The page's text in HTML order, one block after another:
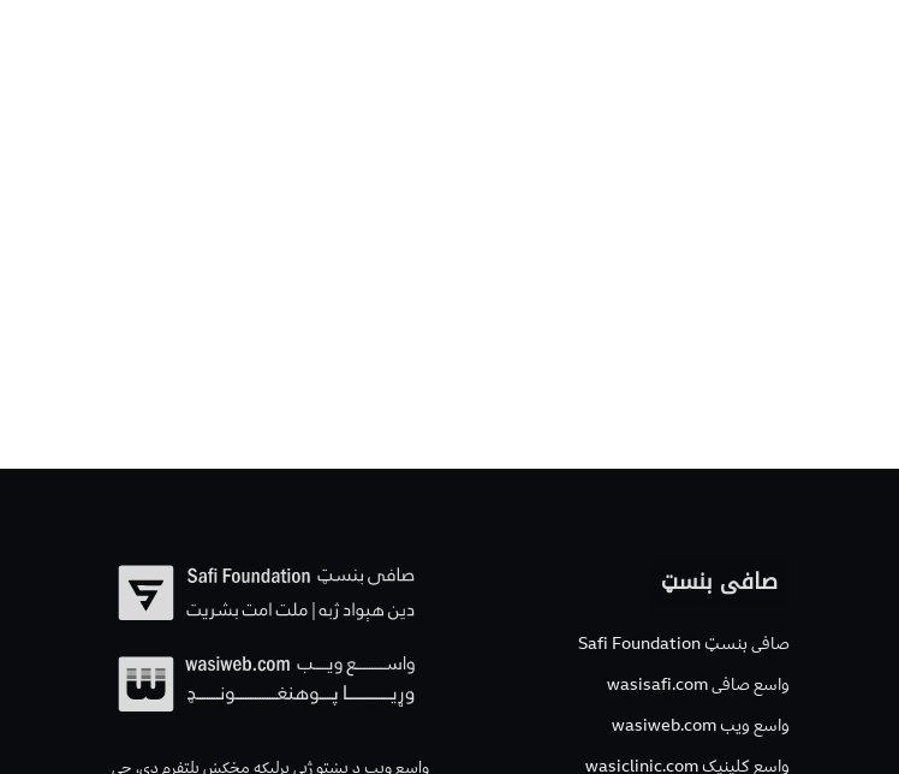
صافی بنسټ
صافی بنسټ Safi Foundation
واسع صافی wasisafi.com
واسع ویب wasiweb.com
واسع کلینیک wasiclinic.com
واسع ویب د پښتو ژبې پرلیکه مخکښ پلتفرم دی، چې